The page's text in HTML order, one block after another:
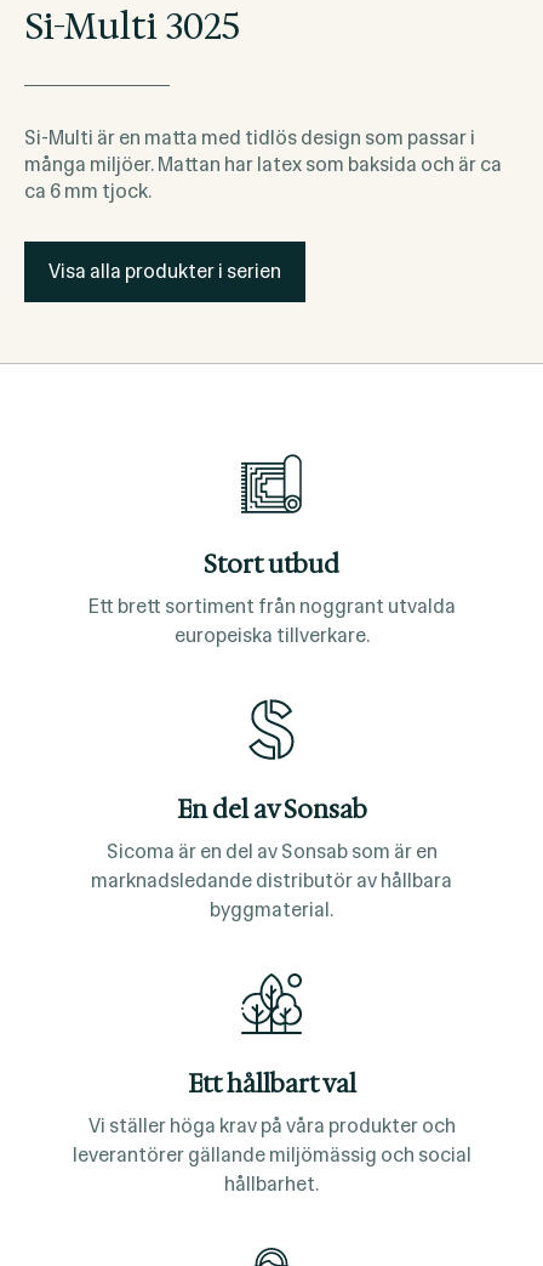
Si-Multi 3025
Si-Multi är en matta med tidlös design som passar i
många miljöer. Mattan har latex som baksida och är ca
ca 6 mm tjock.
Visa alla produkter i serien
Stort utbud
Ett brett sortiment från noggrant utvalda
europeiska tillverkare.
En del av Sonsab
Sicoma är en del av Sonsab som är en
marknadsledande distributör av hållbara
byggmaterial.
Ett hållbart val
Vi ställer höga krav på våra produkter och
leverantörer gällande miljömässig och social
hållbarhet.